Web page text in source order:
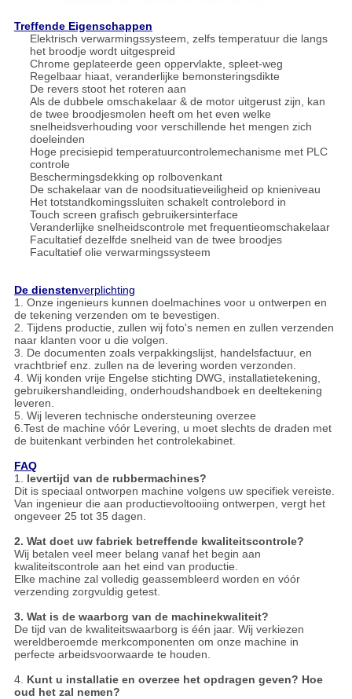
Treffende Eigenschappen
Elektrisch verwarmingssysteem, zelfs temperatuur die langs
het broodje wordt uitgespreid
Chrome geplateerde geen oppervlakte, spleet-weg
Regelbaar hiaat, veranderlijke bemonsteringsdikte
De revers stoot het roteren aan
Als de dubbele omschakelaar & de motor uitgerust zijn, kan
de twee broodjesmolen heeft om het even welke
snelheidsverhouding voor verschillende het mengen zich
doeleinden
Hoge precisiepid temperatuurcontrolemechanisme met PLC
controle
Beschermingsdekking op rolbovenkant
De schakelaar van de noodsituatieveiligheid op knieniveau
Het totstandkomingssluiten schakelt controlebord in
Touch screen grafisch gebruikersinterface
Veranderlijke snelheidscontrole met frequentieomschakelaar
Facultatief dezelfde snelheid van de twee broodjes
Facultatief olie verwarmingssysteem
De dienstenverplichting
1. Onze ingenieurs kunnen doelmachines voor u ontwerpen en
de tekening verzenden om te bevestigen.
2. Tijdens productie, zullen wij foto's nemen en zullen verzenden
naar klanten voor u die volgen.
3. De documenten zoals verpakkingslijst, handelsfactuur, en
vrachtbrief enz. zullen na de levering worden verzonden.
4. Wij konden vrije Engelse stichting DWG, installatietekening,
gebruikershandleiding, onderhoudshandboek en deeltekening
leveren.
5. Wij leveren technische ondersteuning overzee
6.Test de machine vóór Levering, u moet slechts de draden met
de buitenkant verbinden het controlekabinet.
FAQ
1. levertijd van de rubbermachines?
Dit is speciaal ontworpen machine volgens uw specifiek vereiste.
Van ingenieur die aan productievoltooiing ontwerpen, vergt het
ongeveer 25 tot 35 dagen.
2. Wat doet uw fabriek betreffende kwaliteitscontrole?
Wij betalen veel meer belang vanaf het begin aan
kwaliteitscontrole aan het eind van productie.
Elke machine zal volledig geassembleerd worden en vóór
verzending zorgvuldig getest.
3. Wat is de waarborg van de machinekwaliteit?
De tijd van de kwaliteitswaarborg is één jaar. Wij verkiezen
wereldberoemde merkcomponenten om onze machine in
perfecte arbeidsvoorwaarde te houden.
4. Kunt u installatie en overzee het opdragen geven? Hoe
oud het zal nemen?